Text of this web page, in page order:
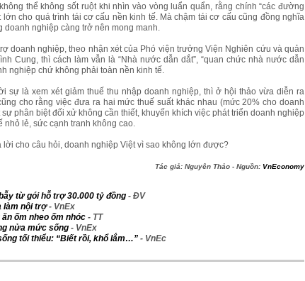
thể không sốt ruột khi nhìn vào vòng luẩn quẩn, rằng chính “các đường
cho quá trình tái cơ cấu nền kinh tế. Mà chậm tái cơ cấu cũng đồng nghĩa
nghiệp càng trở nên mong manh.
doanh nghiệp, theo nhận xét của Phó viện trưởng Viện Nghiên cứu và quản
Cung, thì cách làm vẫn là “Nhà nước dẫn dắt”, “quan chức nhà nước dẫn
nghiệp chứ không phải toàn nền kinh tế.
sự là xem xét giảm thuế thu nhập doanh nghiệp, thì ở hội thảo vừa diễn ra
cho rằng việc đưa ra hai mức thuế suất khác nhau (mức 20% cho doanh
phân biệt đối xử không cần thiết, khuyến khích việc phát triển doanh nghiệp
nhỏ lẻ, sức cạnh tranh không cao.
lời cho câu hỏi, doanh nghiệp Việt vì sao không lớn được?
Tác giả: Nguyên Thảo - Nguồn: VnEconomy
từ gói hỗ trợ 30.000 tỷ đồng - ĐV
làm nội trợ- VnEx
ốm nheo ốm nhóc - TT
nửa mức sống - VnEx
tối thiểu: “Biết rồi, khổ lắm…” - VnEc